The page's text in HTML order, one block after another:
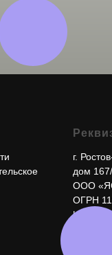
г.
дом
ООО
ОГРН
ИНН